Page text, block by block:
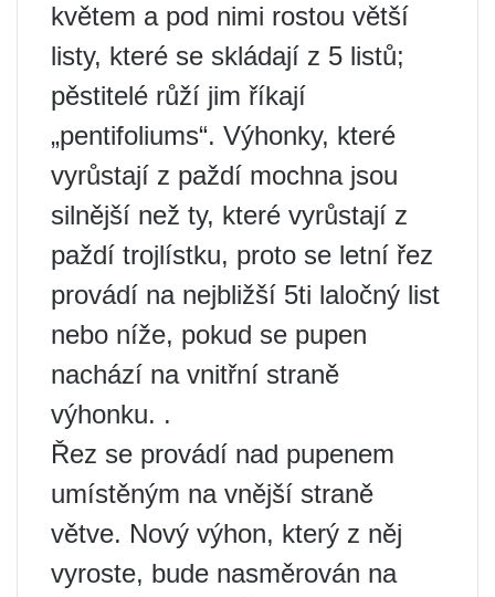
květem a pod nimi rostou větší
listy, které se skládají z 5 listů;
pěstitelé růží jim říkají
„pentifoliums“. Výhonky, které
vyrůstají z paždí mochna jsou
silnější než ty, které vyrůstají z
paždí trojlístku, proto se letní řez
provádí na nejbližší 5ti laločný list
nebo níže, pokud se pupen
nachází na vnitřní straně
výhonku. .
Řez se provádí nad pupenem
umístěným na vnější straně
větve. Nový výhon, který z něj
vyroste, bude nasměrován na